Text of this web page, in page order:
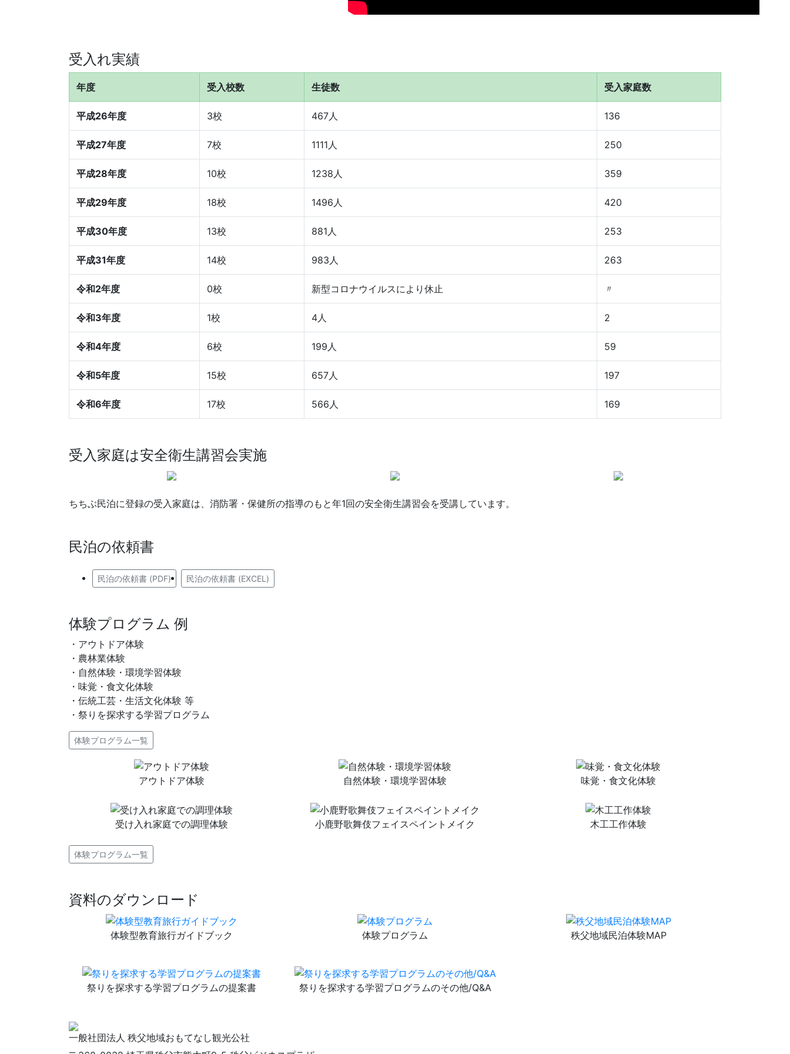
受入れ実績
年度 受入校数 生徒数 受入家庭数
平成26年度 3校 467人 136
平成27年度 7校 1111人 250
平成28年度 10校 1238人 359
平成29年度 18校 1496人 420
平成30年度 13校 881人 253
平成31年度 14校 983人 263
令和2年度 0校 新型コロナウイルスにより休止 〃
令和3年度 1校 4人 2
令和4年度 6校 199人 59
令和5年度 15校 657人 197
令和6年度 17校 566人 169
受入家庭は安全衛生講習会実施
ちちぶ民泊に登録の受入家庭は、消防署・保健所の指導のもと年1回の安全衛生講習会を受講しています。
民泊の依頼書
民泊の依頼書 (PDF) 民泊の依頼書 (EXCEL)
体験プログラム 例
・アウトドア体験
・農林業体験
・自然体験・環境学習体験
・味覚・食文化体験
・伝統工芸・生活文化体験 等
・祭りを探求する学習プログラム
体験プログラム一覧
アウトドア体験 自然体験・環境学習体験 味覚・食文化体験
受け入れ家庭での調理体験 小鹿野歌舞伎フェイスペイントメイク 木工工作体験
体験プログラム一覧
資料のダウンロード
体験型教育旅行ガイドブック 体験プログラム 秩父地域民泊体験MAP
祭りを探求する学習プログラムの提案書 祭りを探求する学習プログラムのその他/Q&A
一般社団法人 秩父地域おもてなし観光公社